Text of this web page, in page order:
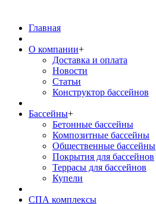
Главная
О компании+
Доставка и оплата
Новости
Статьи
Конструктор бассейнов
Бассейны+
Бетонные бассейны
Композитные бассейны
Общественные бассейны
Покрытия для бассейнов
Террасы для бассейнов
Купели
СПА комплексы